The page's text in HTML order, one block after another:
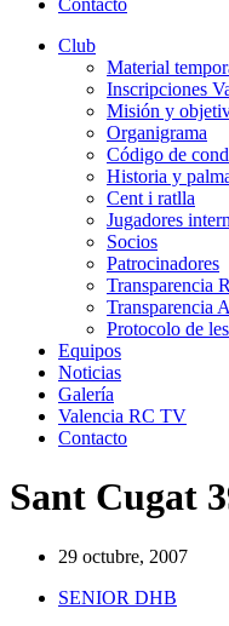
Contacto
Club
Material
Inscripciones
Misión y
Organigrama
Código de
Historia y
Cent i ratlla
Jugadores
Socios
Patrocinadores
Transparencia
Transparencia
Protocolo de
Equipos
Noticias
Galería
Valencia RC TV
Contacto
Sant Cugat
29 octubre, 2007
SENIOR DHB